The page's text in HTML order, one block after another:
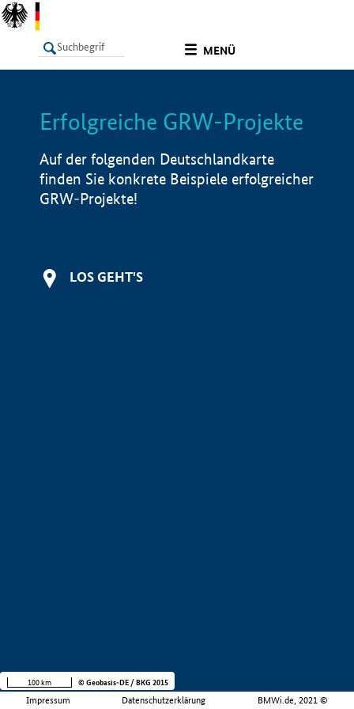
MENÜ
LISTE Info
Erfolgreiche GRW-Projekte
Auf der folgenden Deutschlandkarte
finden Sie konkrete Beispiele erfolgreicher
GRW-Projekte!
LOS GEHT'S
Impressum Datenschutzerklärung BMWi.de, 2021 ©
100 km © Geobasis-DE / BKG 2015